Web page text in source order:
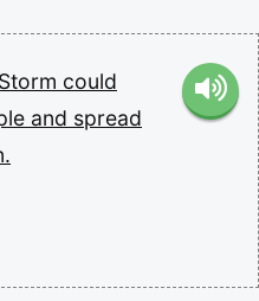
Storm could
and spread